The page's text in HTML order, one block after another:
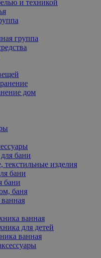
и техникой
группа
дом
бани
изделия
бани
бани
баня
ванная
для детей
ванная